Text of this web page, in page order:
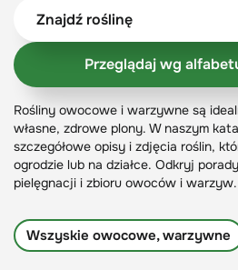
Przeglądaj wg
Rośliny owocowe i warzywne są
własne, zdrowe plony. W naszym
szczegółowe opisy i zdjęcia roślin,
ogrodzie lub na działce. Odkryj
pielęgnacji i zbioru owoców i warzyw.
Wszyskie owocowe, warzywne